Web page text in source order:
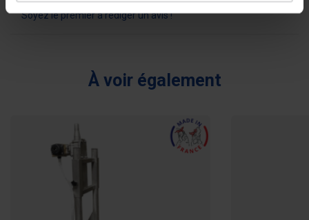
Soyez le premier à rédiger un avis !
À voir également